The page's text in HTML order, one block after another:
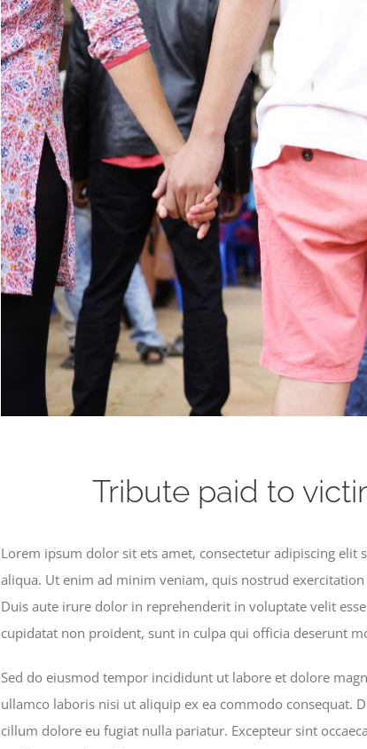
Tribute paid to
Lorem ipsum dolor sit ets amet, consectetur adipiscing
aliqua. Ut enim ad minim veniam, quis nostrud
Duis aute irure dolor in reprehenderit in voluptate velit
cupidatat non proident, sunt in culpa qui officia deserunt
Sed do eiusmod tempor incididunt ut labore et dolore
ullamco laboris nisi ut aliquip ex ea commodo consequat.
cillum dolore eu fugiat nulla pariatur. Excepteur sint